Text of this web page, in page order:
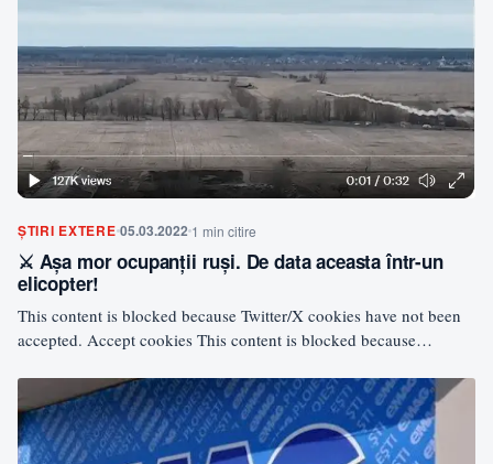
ȘTIRI EXTERE 05.03.2022 1 min citire
⚔️ Așa mor ocupanții ruși. De data aceasta într-un
elicopter!
This content is blocked because Twitter/X cookies have not been
accepted. Accept cookies This content is blocked because…